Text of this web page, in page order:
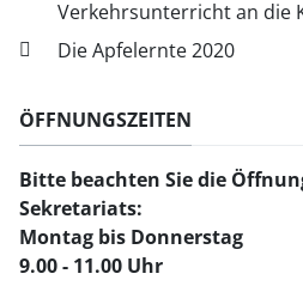
Verkehrsunterricht an die
Die Apfelernte 2020
ÖFFNUNGSZEITEN
Bitte beachten Siedie
Sekretariats:
Montag bis Donnerstag
9.00 - 11.00 Uhr